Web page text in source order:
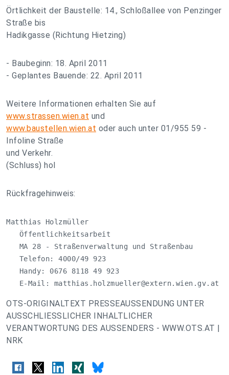
Örtlichkeit der Baustelle: 14., Schloßallee von Penzinger
Straße bis
Hadikgasse (Richtung Hietzing)
- Baubeginn: 18. April 2011
- Geplantes Bauende: 22. April 2011
Weitere Informationen erhalten Sie auf
www.strassen.wien.at und
www.baustellen.wien.at oder auch unter 01/955 59 -
Infoline Straße
und Verkehr.
(Schluss) hol
Rückfragehinweis:
Matthias Holzmüller
   Öffentlichkeitsarbeit
   MA 28 - Straßenverwaltung und Straßenbau
   Telefon: 4000/49 923
   Handy: 0676 8118 49 923
   E-Mail:
matthias.holzmueller@extern.wien.gv.at
OTS-ORIGINALTEXT PRESSEAUSSENDUNG UNTER
AUSSCHLIESSLICHER INHALTLICHER
VERANTWORTUNG DES AUSSENDERS - WWW.OTS.AT |
NRK